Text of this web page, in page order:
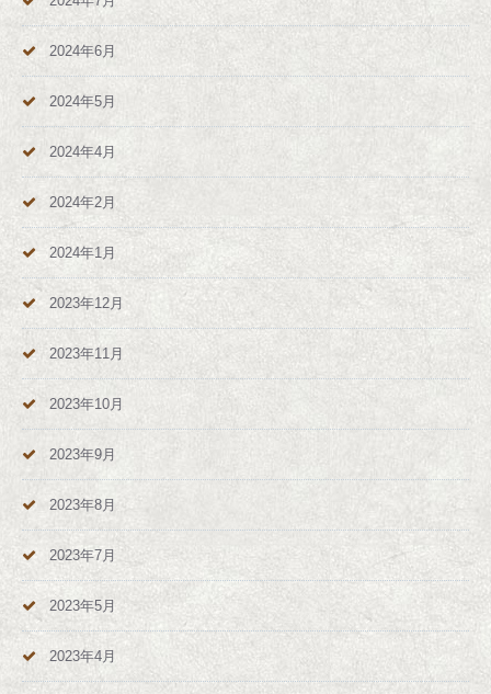
2024年6月
2024年5月
2024年4月
2024年2月
2024年1月
2023年12月
2023年11月
2023年10月
2023年9月
2023年8月
2023年7月
2023年5月
2023年4月